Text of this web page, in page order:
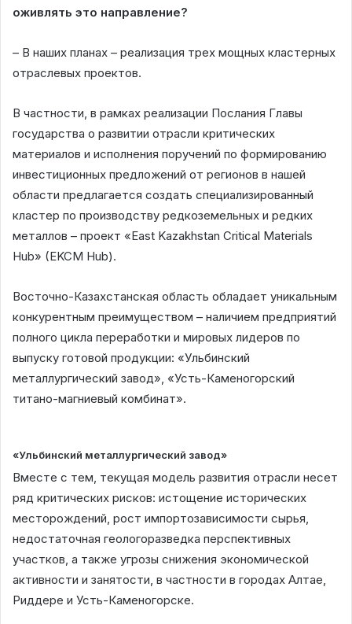
оживлять это направление?
– В наших планах – реализация трех мощных кластерных
отраслевых проектов.
В частности, в рамках реализации Послания Главы
государства о развитии отрасли критических
материалов и исполнения поручений по формированию
инвестиционных предложений от регионов в нашей
области предлагается создать специализированный
кластер по производству редкоземельных и редких
металлов – проект «East Kazakhstan Critical Materials
Hub» (EKCM Hub).
Восточно-Казахстанская область обладает уникальным
конкурентным преимуществом – наличием предприятий
полного цикла переработки и мировых лидеров по
выпуску готовой продукции: «Ульбинский
металлургический завод», «Усть-Каменогорский
титано-магниевый комбинат».
«Ульбинский металлургический завод»
Вместе с тем, текущая модель развития отрасли несет
ряд критических рисков: истощение исторических
месторождений, рост импортозависимости сырья,
недостаточная геологоразведка перспективных
участков, а также угрозы снижения экономической
активности и занятости, в частности в городах Алтае,
Риддере и Усть-Каменогорске.